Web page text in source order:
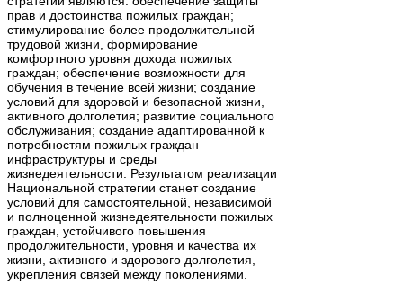
прав и достоинства пожилых граждан;
стимулирование более продолжительной
трудовой жизни, формирование
комфортного уровня дохода пожилых
граждан; обеспечение возможности для
обучения в течение всей жизни; создание
условий для здоровой и безопасной жизни,
активного долголетия; развитие социального
обслуживания; создание адаптированной к
потребностям пожилых граждан
инфраструктуры и среды
жизнедеятельности. Результатом реализации
Национальной стратегии станет создание
условий для самостоятельной, независимой
и полноценной жизнедеятельности пожилых
граждан, устойчивого повышения
продолжительности, уровня и качества их
жизни, активного и здорового долголетия,
укрепления связей между поколениями.